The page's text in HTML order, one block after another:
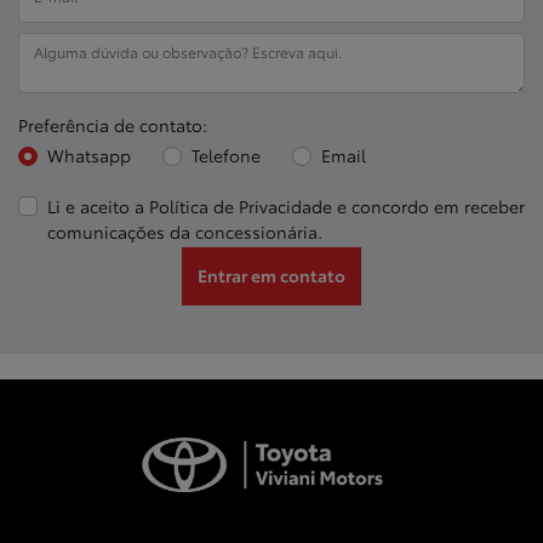
Preferência de contato:
Whatsapp
Telefone Email
Li e aceito a Política de Privacidade e concordo em receber
comunicações da concessionária.
Entrar em contato